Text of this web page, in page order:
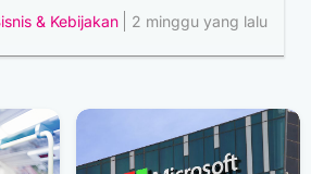
& Kebijakan 2 minggu yang lalu